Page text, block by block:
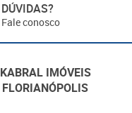
DÚVIDAS?
Fale conosco
KABRAL IMÓVEIS
FLORIANÓPOLIS